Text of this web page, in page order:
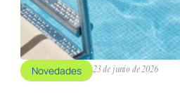
Novedades 23 de junio de 2026